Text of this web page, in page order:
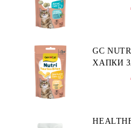
GC
ХАПКИ